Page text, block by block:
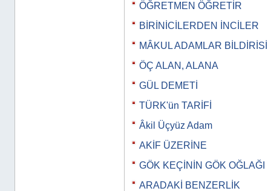
ÖĞRETMEN ÖĞRETİR
BİRİNİCİLERDEN İNCİLER
MÂKUL ADAMLAR BİLDİRİSİ
ÖÇ ALAN, ALANA
GÜL DEMETİ
TÜRK'ün TARİFİ
Âkil Üçyüz Adam
AKİF ÜZERİNE
GÖK KEÇİNİN GÖK OĞLAĞI
ARADAKİ BENZERLİK